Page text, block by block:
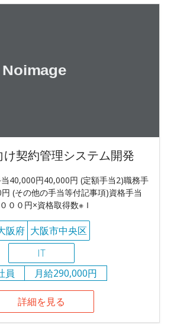
け契約管理システム開発
40,000円40,000円 (定額手当2)職務手
(その他の手当等付記事項)資格手当
００円×資格取得数※Ｉ
阪府 大阪市中央区
IT
員
月給290,000円
詳細を見る